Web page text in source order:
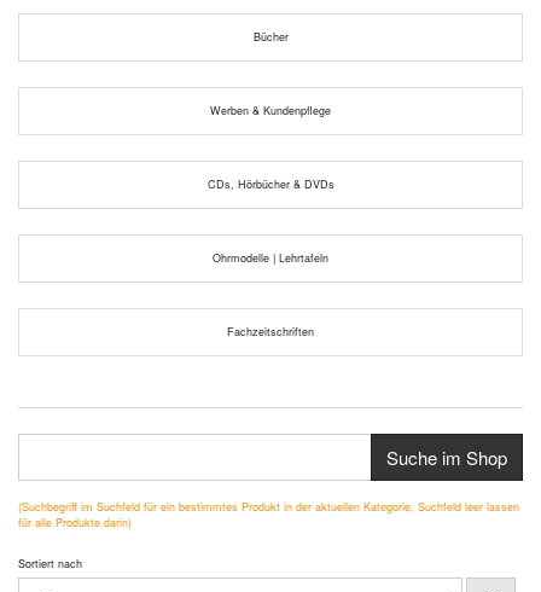
Bücher
Werben & Kundenpflege
CDs, Hörbücher & DVDs
Ohrmodelle | Lehrtafeln
Fachzeitschriften
Suche im Shop
(Suchbegriff im Suchfeld für ein bestimmtes Produkt in der aktuellen Kategorie, Suchfeld leer lassen
für alle Produkte darin)
Sortiert nach